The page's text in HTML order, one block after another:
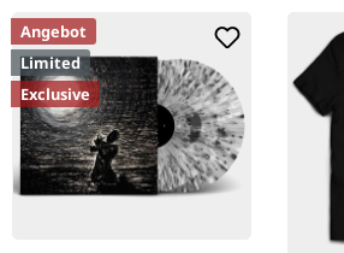
Angebot
Limited
Exclusive